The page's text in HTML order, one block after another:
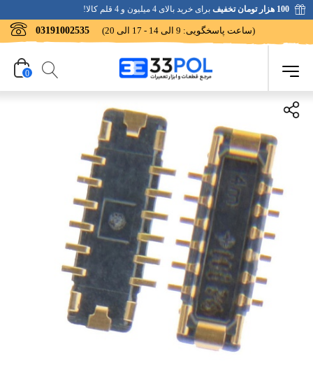
100 هزار تومان تخفیف برای خرید بالای 4 میلیون و 4 قلم کالا!
03191002535 (ساعت پاسخگویی: 9 الی 14 - 17 الی 20)
0